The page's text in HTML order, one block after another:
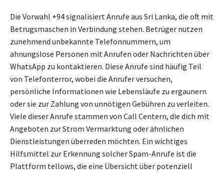
Die Vorwahl +94 signalisiert Anrufe aus Sri Lanka, die oft mit
Betrugsmaschen in Verbindung stehen. Betrüger nutzen
zunehmend unbekannte Telefonnummern, um
ahnungslose Personen mit Anrufen oder Nachrichten über
WhatsApp zu kontaktieren. Diese Anrufe sind häufig Teil
von Telefonterror, wobei die Anrufer versuchen,
persönliche Informationen wie Lebensläufe zu ergaunern
oder sie zur Zahlung von unnötigen Gebühren zu verleiten.
Viele dieser Anrufe stammen von Call Centern, die dich mit
Angeboten zur Strom Vermarktung oder ähnlichen
Dienstleistungen überreden möchten. Ein wichtiges
Hilfsmittel zur Erkennung solcher Spam-Anrufe ist die
Plattform tellows, die eine Übersicht über potenziell